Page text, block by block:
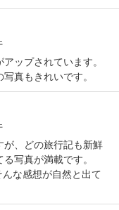
ップされています。
真もきれいです。
が、どの旅行記も新鮮
写真が満載です。
んな感想が自然と出て